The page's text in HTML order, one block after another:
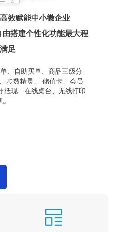
效赋能中小微企业
搭建个性化功能最大程
足
、自助买单、商品三级分
步数精灵、 储值卡、会员
抵现、在线桌台、无线打印
。